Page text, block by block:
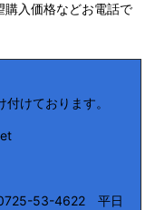
入価格などお電話で
けております。
0725-53-4622 平日